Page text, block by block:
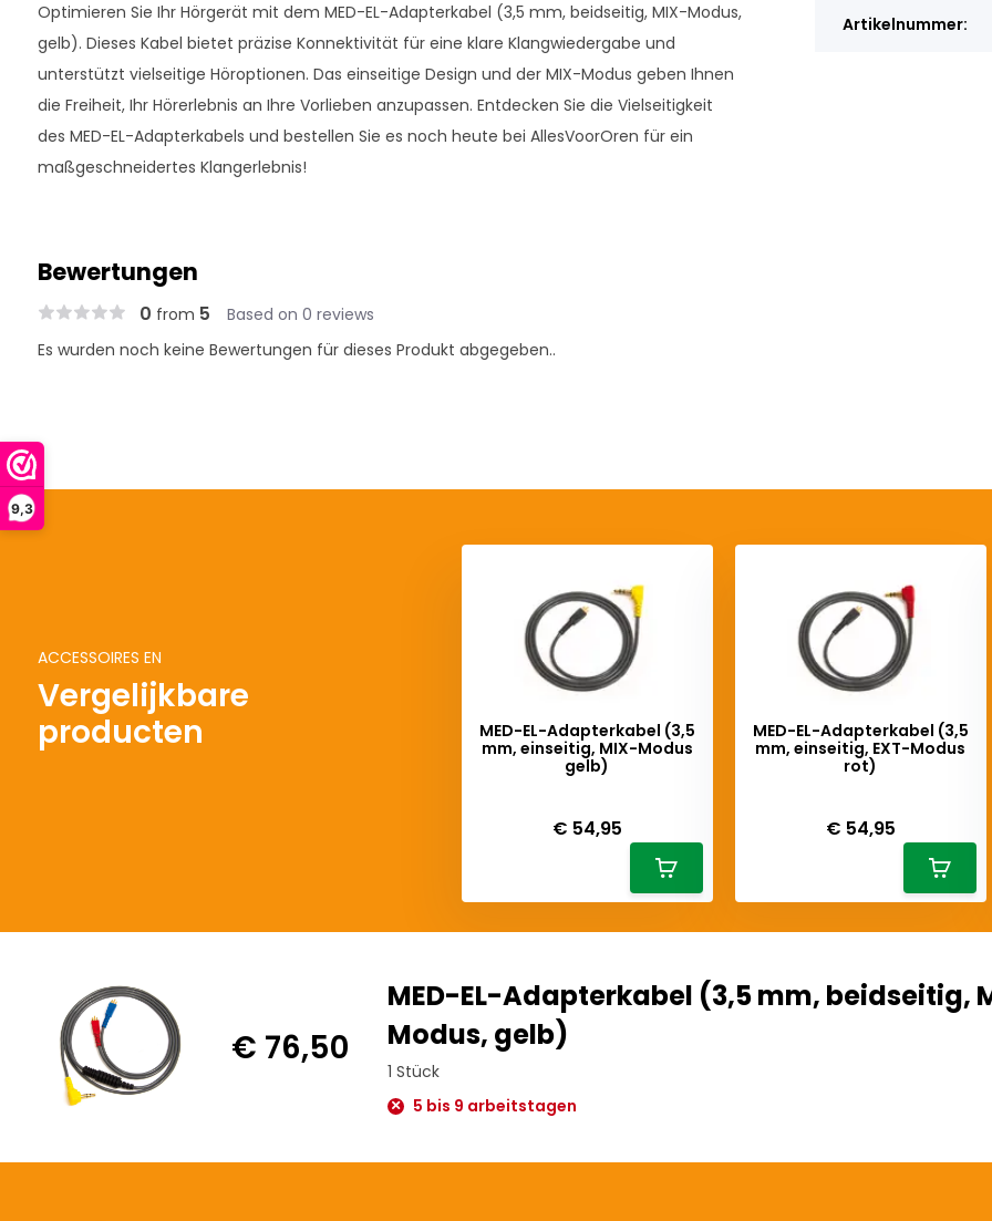
9,3
Optimieren Sie Ihr Hörgerät mit dem MED-EL-Adapterkabel (3,5 mm, beidseitig, MIX-Modus,
gelb). Dieses Kabel bietet präzise Konnektivität für eine klare Klangwiedergabe und
unterstützt vielseitige Höroptionen. Das einseitige Design und der MIX-Modus geben Ihnen
die Freiheit, Ihr Hörerlebnis an Ihre Vorlieben anzupassen. Entdecken Sie die Vielseitigkeit
des MED-EL-Adapterkabels und bestellen Sie es noch heute bei AllesVoorOren für ein
maßgeschneidertes Klangerlebnis!
Artikelnummer:
Bewertungen
0 from 5 Based on 0 reviews
Es wurden noch keine Bewertungen für dieses Produkt abgegeben..
ACCESSOIRES EN
Vergelijkbare
producten
MED-EL-Adapterkabel (3,5
mm, einseitig, MIX-Modus
gelb)
€ 54,95
MED-EL-Adapterkabel (3,5
mm, einseitig, EXT-Modus
rot)
€ 54,95
€ 76,50
MED-EL-Adapterkabel (3,5 mm, beidseitig,
Modus, gelb)
1 Stück
5 bis 9 arbeitstagen